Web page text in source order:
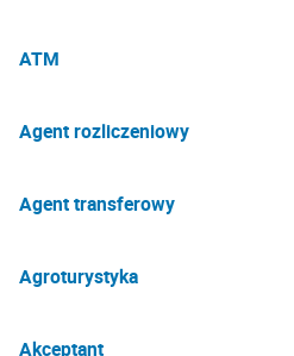
ATM
Agent rozliczeniowy
Agent transferowy
Agroturystyka
Akceptant